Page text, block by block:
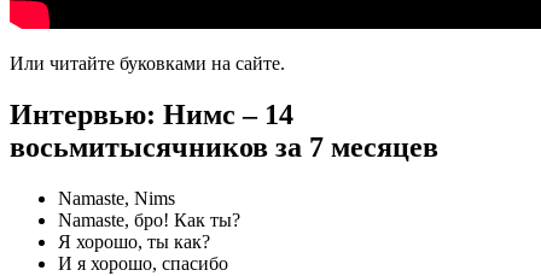
Или читайте буковками на сайте.
Интервью: Нимс – 14
восьмитысячников за 7 месяцев
Namaste, Nims
Namaste, бро! Как ты?
Я хорошо, ты как?
И я хорошо, спасибо